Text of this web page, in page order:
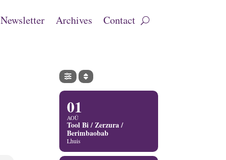
Newsletter Archives Contact
01
AOÛ
Tool Bi / Zerzura /
Berimbaobab
Lhuis